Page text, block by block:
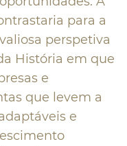
para a
perspetiva
História em que
e
que levem a
e